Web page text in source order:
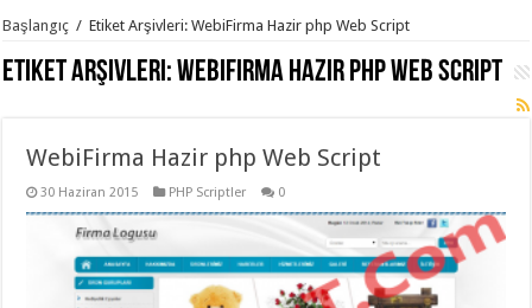
istanbul
evden
eve
gaziantep
evden
taşımacılık
evden
,
Başlangıç / Etiket Arşivleri: WebiFirma Hazir php Web Script
Etiket Arşivleri:WebiFirma Hazir php Web Script
WebiFirma Hazir php Web Script
30 Haziran 2015 PHP Scriptler 0